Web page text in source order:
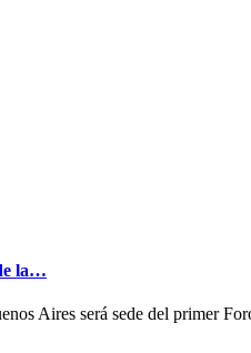
la…
Aires será sede del primer